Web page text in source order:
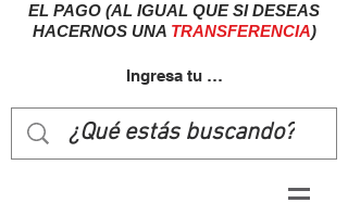
EL PAGO (AL IGUAL QUE SI DESEAS
HACERNOS UNA TRANSFERENCIA)
Ingresa tu usuairo